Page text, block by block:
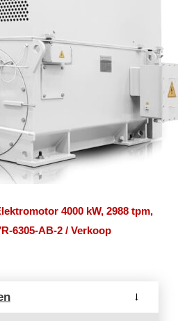
→
4000 kW, 2988 tpm,
6305-AB-2 / Verkoop